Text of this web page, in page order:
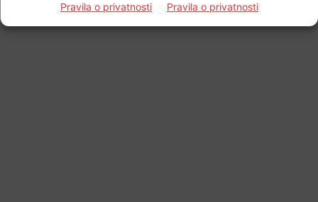
Pravila o privatnosti Pravila o privatnosti